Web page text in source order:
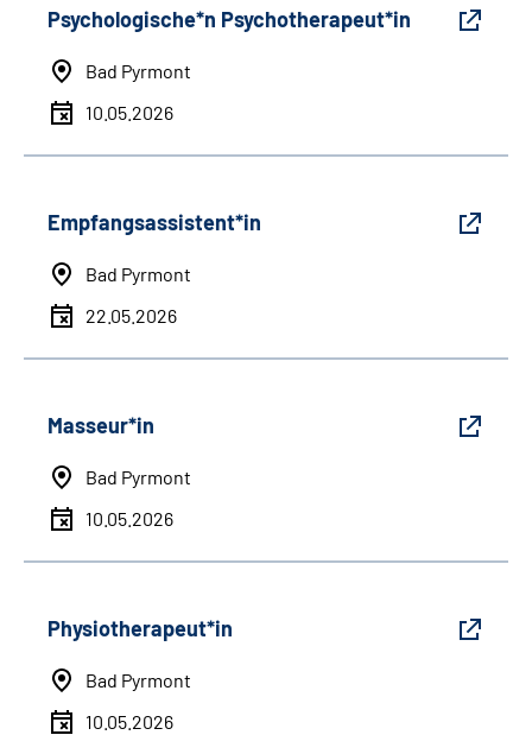
Psychologische*n Psychotherapeut*in
Bad Pyrmont
10.05.2026
Empfangsassistent*in
Bad Pyrmont
22.05.2026
Masseur*in
Bad Pyrmont
10.05.2026
Physiotherapeut*in
Bad Pyrmont
10.05.2026